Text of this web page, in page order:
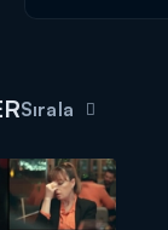
Sırala